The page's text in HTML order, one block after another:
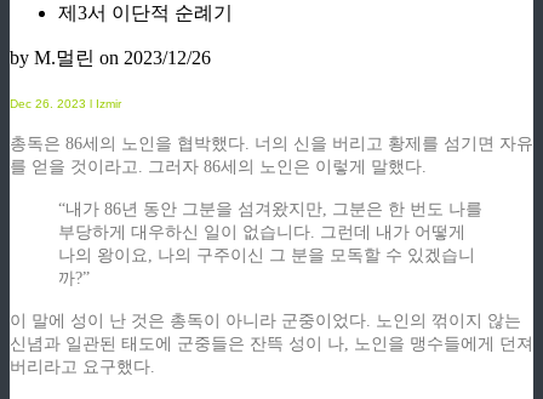
제3서 이단적 순례기
by M.멀린 on 2023/12/26
Dec 26. 2023 l Izmir
총독은 86세의 노인을 협박했다. 너의 신을 버리고 황제를 섬기면 자유
를 얻을 것이라고. 그러자 86세의 노인은 이렇게 말했다.
“내가 86년 동안 그분을 섬겨왔지만, 그분은 한 번도 나를
부당하게 대우하신 일이 없습니다. 그런데 내가 어떻게
나의 왕이요, 나의 구주이신 그 분을 모독할 수 있겠습니
까?”
이 말에 성이 난 것은 총독이 아니라 군중이었다. 노인의 꺾이지 않는
신념과 일관된 태도에 군중들은 잔뜩 성이 나, 노인을 맹수들에게 던져
버리라고 요구했다.